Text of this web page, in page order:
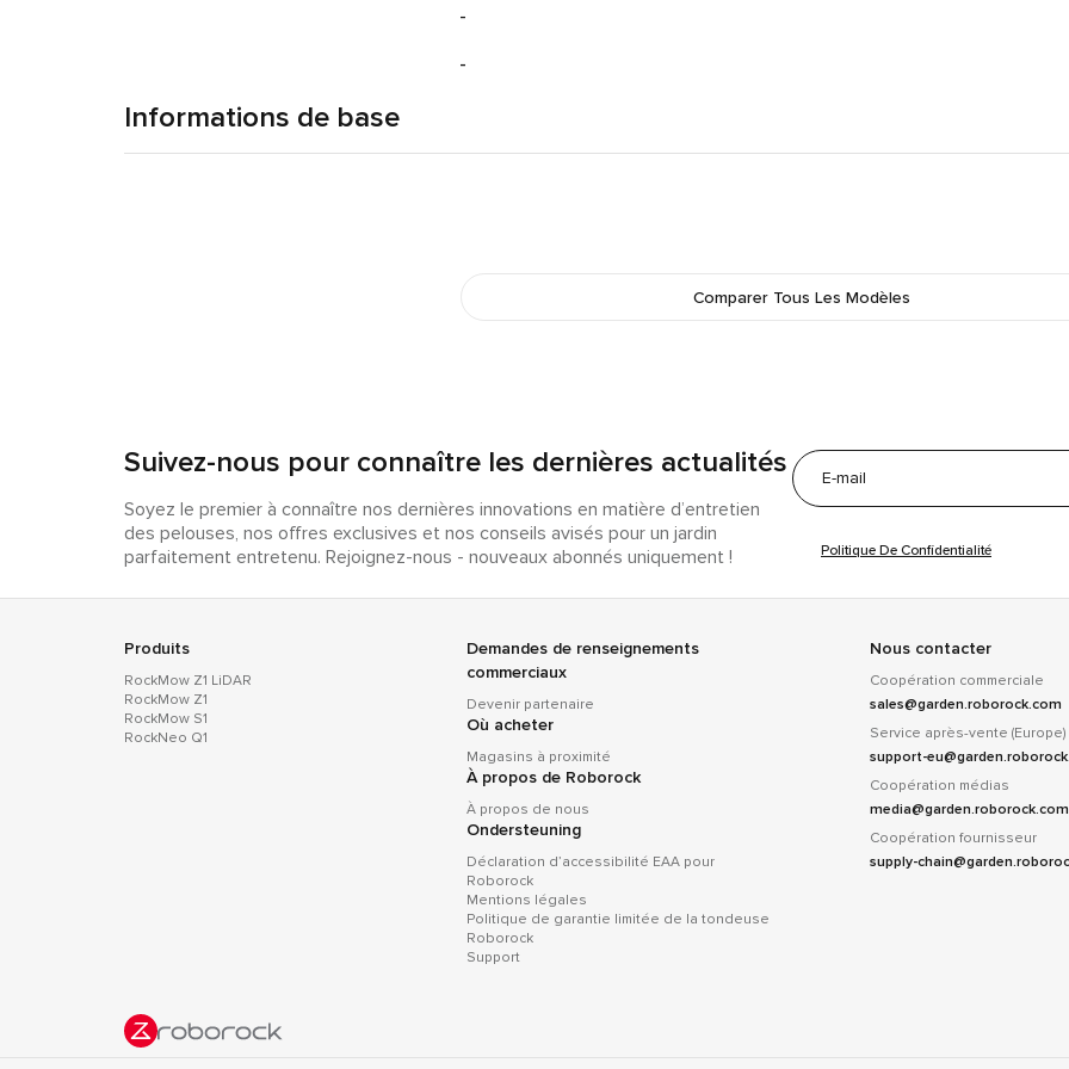
-
-
Informations de base
Comparer Tous Les Modèles
Suivez-nous pour connaître les dernières actualités
Soyez le premier à connaître nos dernières innovations en matière d’entretien
des pelouses, nos offres exclusives et nos conseils avisés pour un jardin
parfaitement entretenu. Rejoignez-nous - nouveaux abonnés uniquement !
Politique De Confidentialité
Produits
RockMow Z1 LiDAR
RockMow Z1
RockMow S1
RockNeo Q1
Demandes de renseignements
commerciaux
Devenir partenaire
Où acheter
Magasins à proximité
À propos de Roborock
À propos de nous
Ondersteuning
Déclaration d’accessibilité EAA pour
Roborock
Mentions légales
Politique de garantie limitée de la tondeuse
Roborock
Support
Nous contacter
Coopération commerciale
sales@garden.roborock.com
Service après-vente (Europe)
support-
Coopération médias
media@garden.roborock.com
Coopération fournisseur
supply-